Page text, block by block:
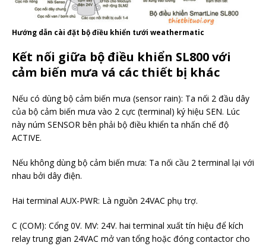
Hướng dẫn cài đặt bộ điều khiển tưới weathermatic
Kết nối giữa bộ điều khiển SL800 với
cảm biến mưa vá các thiết bị khác
Nếu có dùng bộ cảm biến mưa (sensor rain): Ta nối 2 đầu dây
của bộ cảm biến mưa vào 2 cực (terminal) ký hiệu SEN. Lúc
này núm SENSOR bên phải bộ điều khiển ta nhấn chế độ
ACTIVE.
Nếu không dùng bộ cảm biến mưa: Ta nối cầu 2 terminal lại với
nhau bởi dây điện.
Hai terminal AUX-PWR: Là nguồn 24VAC phụ trợ.
C (COM): Cổng 0V. MV: 24V. hai terminal xuất tín hiệu để kích
relay trung gian 24VAC mở van tổng hoặc đóng contactor cho